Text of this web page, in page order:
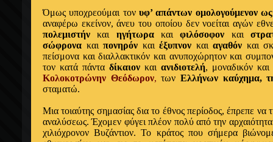
Όμως υποχρεούμαι τονυφ’ απάντων ομολογούμενον
αναφέρω εκείνον, άνευ του οποίου δεν νοείται αγών
πολεμιστήν και ηγήτωρακαιφιλόσοφον και
σώφρονα καιπονηρόν καιέξυπνον καιαγαθόν και
πείσμονα και διαλλακτικόν και ανυποχώρητον και
τον κατά πάντα δίκαιον και ανιδιοτελή, μοναδικόν
Κολοκοτρώνην Θεόδωρον, τωνΕλλήνων καύχημα,
σταματώ.
Μια τοιαύτης σημασίας δια το έθνος περίοδος, έπρεπε να
αναλύσεως. Έχομεν φύγει πλέον πολύ από την
χιλιόχρονον Βυζάντιον. Το κράτος που σήμερα